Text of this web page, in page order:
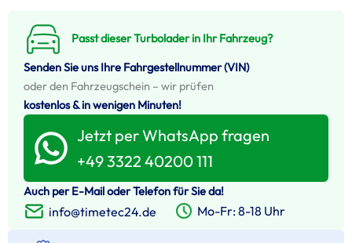
Passt dieser Turbolader in Ihr Fahrzeug?
Senden Sie uns Ihre Fahrgestellnummer (VIN)
oder den Fahrzeugschein – wir prüfen
kostenlos & in wenigen Minuten!
Jetzt per WhatsApp fragen
+49 3322 40200 111
Auch per E-Mail oder Telefon für Sie da!
info@timetec24.de Mo-Fr: 8-18 Uhr